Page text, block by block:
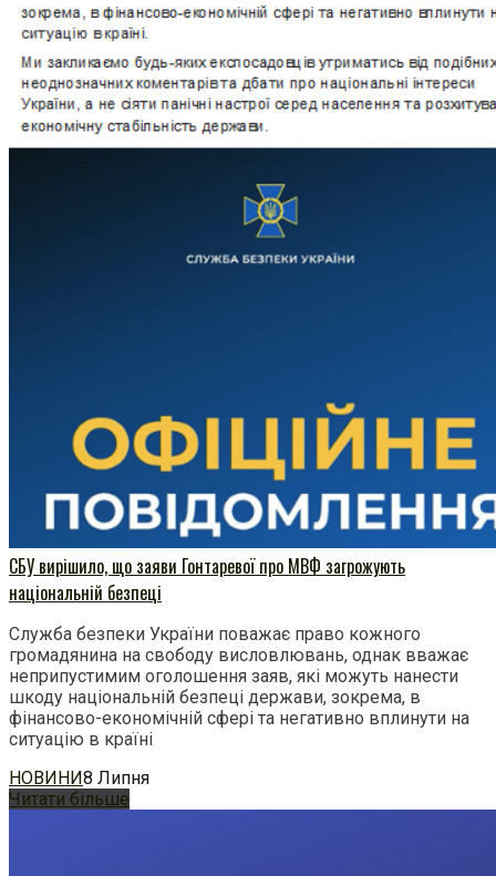
СБУ вирішило, що заяви Гонтаревої про МВФ загрожують
національній безпеці
Служба безпеки України поважає право кожного
громадянина на свободу висловлювань, однак вважає
неприпустимим оголошення заяв, які можуть нанести
шкоду національній безпеці держави, зокрема, в
фінансово-економічній сфері та негативно вплинути на
ситуацію в країні
НОВИНИ8 Липня
Читати більше